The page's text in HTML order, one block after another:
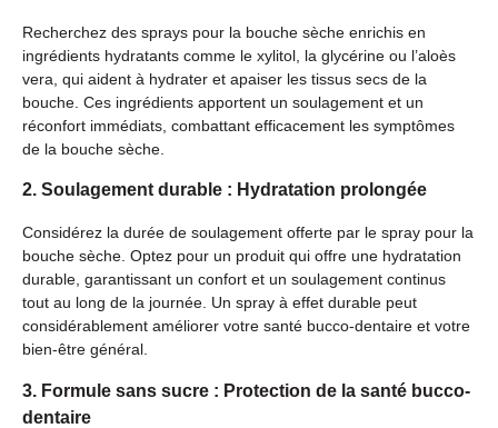
Recherchez des sprays pour la bouche sèche enrichis en
ingrédients hydratants comme le xylitol, la glycérine ou l’aloès
vera, qui aident à hydrater et apaiser les tissus secs de la
bouche. Ces ingrédients apportent un soulagement et un
réconfort immédiats, combattant efficacement les symptômes
de la bouche sèche.
2. Soulagement durable : Hydratation prolongée
Considérez la durée de soulagement offerte par le spray pour la
bouche sèche. Optez pour un produit qui offre une hydratation
durable, garantissant un confort et un soulagement continus
tout au long de la journée. Un spray à effet durable peut
considérablement améliorer votre santé bucco-dentaire et votre
bien-être général.
3. Formule sans sucre : Protection de la santé bucco-
dentaire